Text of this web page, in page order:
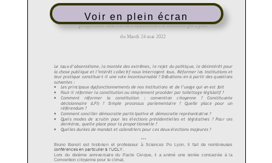
Voir en plein écran